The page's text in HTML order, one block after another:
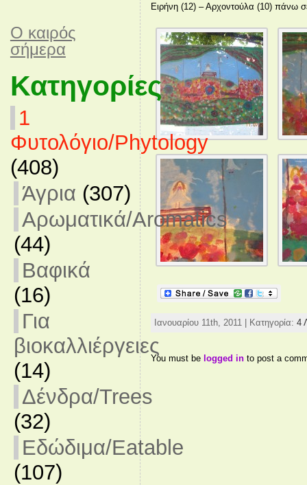
O καιρός
σήμερα
Κατηγορίες
1
Φυτολόγιο/Phytology
(408)
Άγρια (307)
Αρωματικά/Aromatics
(44)
Βαφικά
(16)
Για
βιοκαλλιέργειες
(14)
Δένδρα/Trees
(32)
Εδώδιμα/Eatable
(107)
Ειρήνη (12) – Αρχοντούλα (10) πάνω
Ιανουαρίου 11th, 2011 | Κατηγορία: 4
You must be logged into post a